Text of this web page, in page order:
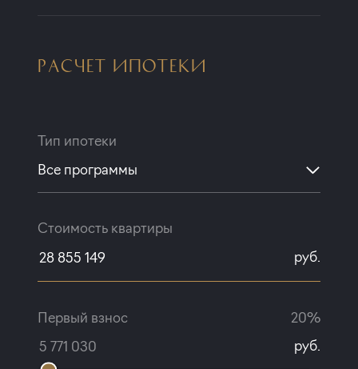
РАСЧЕТ ИПОТЕКИ
Тип ипотеки
Все программы
Стоимость квартиры
руб.
Первый взнос
20%
руб.